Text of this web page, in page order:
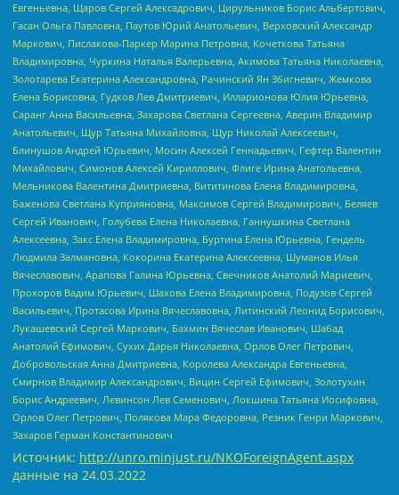
Евгеньевна, Щаров Сергей Алексадрович, Цирульников Борис Альбертович,
Гасан Ольга Павловна, Паутов Юрий Анатольевич, Верховский Александр
Маркович, Пислакова-Паркер Марина Петровна, Кочеткова Татьяна
Владимировна, Чуркина Наталья Валерьевна, Акимова Татьяна Николаевна,
Золотарева Екатерина Александровна, Рачинский Ян Збигневич, Жемкова
Елена Борисовна, Гудков Лев Дмитриевич, Илларионова Юлия Юрьевна,
Саранг Анна Васильевна, Захарова Светлана Сергеевна, Аверин Владимир
Анатольевич, Щур Татьяна Михайловна, Щур Николай Алексеевич,
Блинушов Андрей Юрьевич, Мосин Алексей Геннадьевич, Гефтер Валентин
Михайлович, Симонов Алексей Кириллович, Флиге Ирина Анатольевна,
Мельникова Валентина Дмитриевна, Вититинова Елена Владимировна,
Баженова Светлана Куприяновна, Максимов Сергей Владимирович, Беляев
Сергей Иванович, Голубева Елена Николаевна, Ганнушкина Светлана
Алексеевна, Закс Елена Владимировна, Буртина Елена Юрьевна, Гендель
Людмила Залмановна, Кокорина Екатерина Алексеевна, Шуманов Илья
Вячеславович, Арапова Галина Юрьевна, Свечников Анатолий Мариевич,
Прохоров Вадим Юрьевич, Шахова Елена Владимировна, Подузов Сергей
Васильевич, Протасова Ирина Вячеславовна, Литинский Леонид Борисович,
Лукашевский Сергей Маркович, Бахмин Вячеслав Иванович, Шабад
Анатолий Ефимович, Сухих Дарья Николаевна, Орлов Олег Петрович,
Добровольская Анна Дмитриевна, Королева Александра Евгеньевна,
Смирнов Владимир Александрович, Вицин Сергей Ефимович, Золотухин
Борис Андреевич, Левинсон Лев Семенович, Локшина Татьяна Иосифовна,
Орлов Олег Петрович, Полякова Мара Федоровна, Резник Генри Маркович,
Захаров Герман Константинович
Источник: http://unro.minjust.ru/NKOForeignAgent.aspx
данные на 24.03.2022